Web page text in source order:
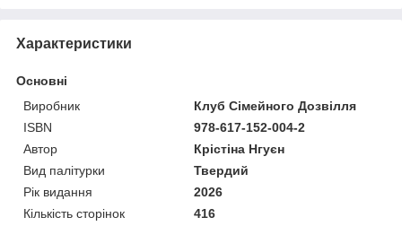
Характеристики
Основні
Виробник
Клуб Сімейного Дозвілля
ISBN
978-617-152-004-2
Автор
Крістіна Нгуєн
Вид палітурки
Твердий
Рік видання
2026
Кількість сторінок
416